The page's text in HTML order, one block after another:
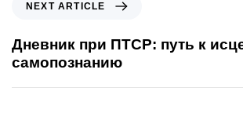
NEXT ARTICLE
Дневник при ПТСР: путь к
самопознанию